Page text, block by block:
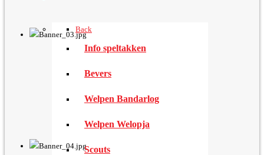
Back
Info speltakken
Bevers
Welpen Bandarlog
Welpen Welopja
Scouts